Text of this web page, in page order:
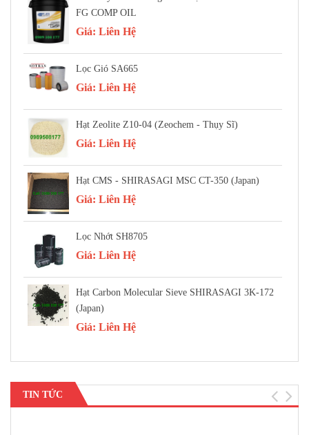
FG COMP OIL
Giá: Liên Hệ
Lọc Gió SA665
Giá: Liên Hệ
Hạt Zeolite Z10-04 (Zeochem - Thụy Sĩ)
Giá: Liên Hệ
Hạt CMS - SHIRASAGI MSC CT-350 (Japan)
Giá: Liên Hệ
Lọc Nhớt SH8705
Giá: Liên Hệ
Hạt Carbon Molecular Sieve SHIRASAGI 3K-172
(Japan)
Giá: Liên Hệ
TIN TỨC